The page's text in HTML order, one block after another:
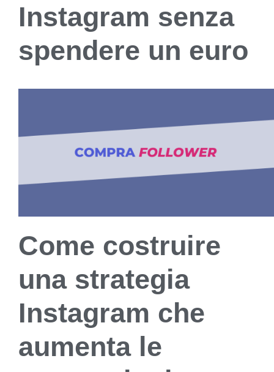
Instagram senza
spendere un euro
Come costruire
una strategia
Instagram che
aumenta le